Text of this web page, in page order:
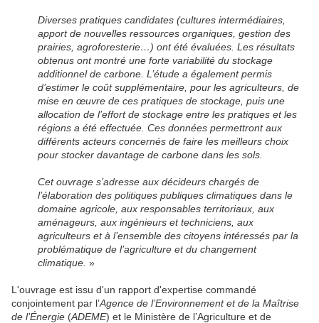
Diverses pratiques candidates (cultures intermédiaires,
apport de nouvelles ressources organiques, gestion des
prairies, agroforesterie…) ont été évaluées. Les résultats
obtenus ont montré une forte variabilité du stockage
additionnel de carbone. L’étude a également permis
d’estimer le coût supplémentaire, pour les agriculteurs, de
mise en œuvre de ces pratiques de stockage, puis une
allocation de l’effort de stockage entre les pratiques et les
régions a été effectuée. Ces données permettront aux
différents acteurs concernés de faire les meilleurs choix
pour stocker davantage de carbone dans les sols.
Cet ouvrage s’adresse aux décideurs chargés de
l’élaboration des politiques publiques climatiques dans le
domaine agricole, aux responsables territoriaux, aux
aménageurs, aux ingénieurs et techniciens, aux
agriculteurs et à l’ensemble des citoyens intéressés par la
problématique de l’agriculture et du changement
climatique.»
L'ouvrage est issu d'un rapport d'expertise commandé
conjointement par l’Agence de l’Environnement et de la Maîtrise
de l’Énergie (ADEME) et le Ministère de l’Agriculture et de